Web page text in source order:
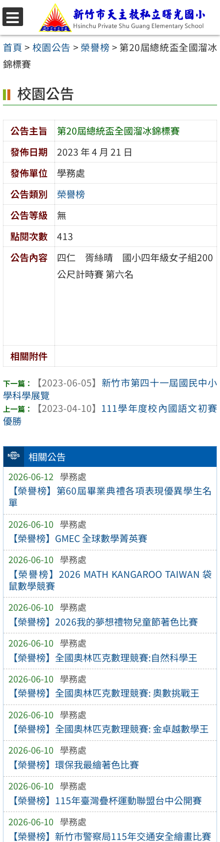
跳
至
主
要
容
區
選
單
首頁 > 校園公告 > 榮譽榜 > 第20屆總統盃全國溜冰
錦標賽
相關公告
2026-06-12 學務處
【榮譽榜】第60屆畢業典禮各項表現優異學生名
單
2026-06-10 學務處
【榮譽榜】GMEC 全球數學菁英賽
2026-06-10 學務處
【榮譽榜】2026 MATH KANGAROO TAIWAN 袋
鼠數學競賽
2026-06-10 學務處
【榮譽榜】2026我的夢想禮物兒童節著色比賽
2026-06-10 學務處
【榮譽榜】全國奧林匹克數理競賽:自然科學王
2026-06-10 學務處
【榮譽榜】全國奧林匹克數理競賽: 奧數挑戰王
2026-06-10 學務處
【榮譽榜】全國奧林匹克數理競賽: 金卓越數學王
2026-06-10 學務處
【榮譽榜】環保我最繪著色比賽
2026-06-10 學務處
【榮譽榜】115年臺灣疊杯運動聯盟台中公開賽
2026-06-10 學務處
【榮譽榜】新竹市警察局115年交通安全繪畫比賽
校園公告
公告主旨
第20屆總統盃全國溜冰錦標賽
發佈日期
2023 年 4 月 21 日
發佈單位
學務處
公告類別
榮譽榜
公告等級
無
點閱次數
413
公告內容
四仁 胥絲晴 國小四年級女子組200
公尺計時賽 第六名
相關附件
【2023-06-05】 新竹市第四十一屆國民中小
學科學展覽
【2023-04-10】 111學年度校內國語文初賽
優勝